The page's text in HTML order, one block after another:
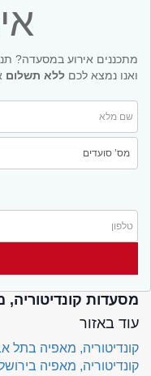
מתכננים אירוע במסעדה?
ואנו נמצא לכם ללא תשלום
מסעדות קונדיטוריה,
עוד באזור
קונדיטוריה, מאפיה בתל
קונדיטוריה, מאפיה